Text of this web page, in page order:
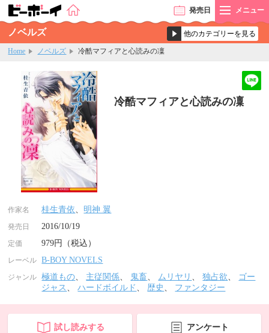
発売日 メニュー
ノベルズ
Home ノベルズ 冷酷マフィアと心読みの凜
冷酷マフィアと心読みの凜
作家名 桂生青依、 明神 翼
発売日 2016/10/19
定価 979円（税込）
レーベル B-BOY NOVELS
ジャンル 極道もの、 主従関係、 鬼畜、 ムリヤリ 、独占欲、
ゴー
ジャス 、ハードボイルド 、 歴史 、 ファンタジー
試し読みする アンケート